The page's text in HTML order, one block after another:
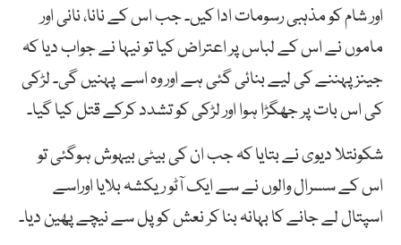
اور شام کو مذہبی رسومات ادا کیں۔ جب اس کے نانا، نانی اور
ماموں نے اس کے لباس پر اعتراض کیا تو نیہا نے جواب دیا کہ
جینز پہننے کی لیے بنائی گئی ہے اور وہ اسے پہنیں گی۔ لڑکی
کی اس بات پر جھگڑا ہوا اور لڑکی کو تشدد کرکے قتل کیا گیا۔
شکونتلا دیوی نے بتایا کہ جب ان کی بیٹی بیہوش ہوگئی تو
اس کے سسرال والوں نے سے ایک آٹو ریکشہ بلایا اوراسے
اسپتال لے جانے کا بہانہ بنا کر نعش کو پل سے نیچے پھین دیا۔